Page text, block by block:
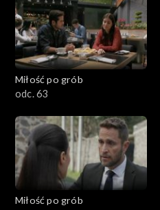
Miłość po grób
odc. 63
Miłość po grób